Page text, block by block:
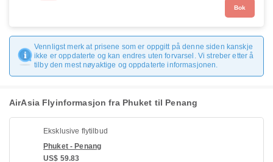
Bok
Vennligst merk at prisene som er oppgitt på denne siden kanskje
ikke er oppdaterte og kan endres uten forvarsel. Vi streber etter å
tilby den mest nøyaktige og oppdaterte informasjonen.
AirAsia Flyinformasjon fra Phuket til Penang
Eksklusive flytilbud
Phuket - Penang
US$ 59.83